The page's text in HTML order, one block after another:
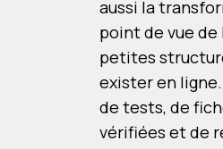
aussi la
point de vue
petites
exister en
de tests, de
vérifiées et de